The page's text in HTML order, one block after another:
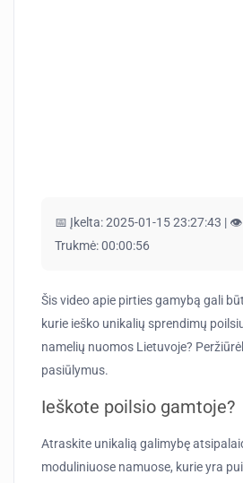
📅 Įkelta:2025-01-15 23:27:43 | 👁️
Trukmė:00:00:56
Šis video apie pirties gamybą gali
kurie ieško unikalių sprendimų
namelių nuomos Lietuvoje?
pasiūlymus.
Ieškote poilsio gamtoje?
Atraskite unikalią galimybę
moduliniuose namuose, kurie yra